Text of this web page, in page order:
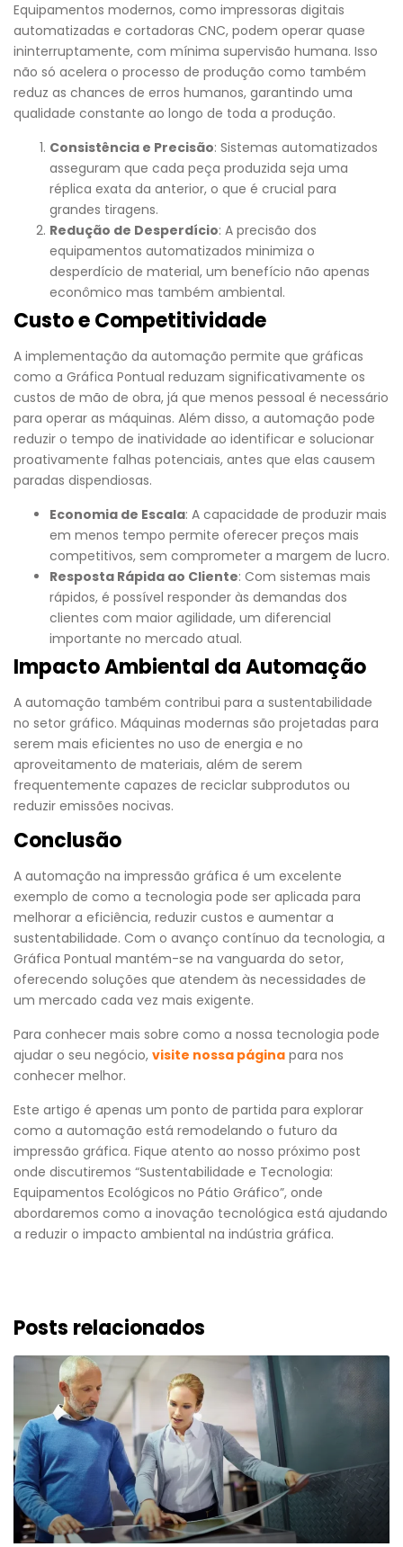
Equipamentos modernos, como impressoras digitais
automatizadas e cortadoras CNC, podem operar quase
ininterruptamente, com mínima supervisão humana. Isso
não só acelera o processo de produção como também
reduz as chances de erros humanos, garantindo uma
qualidade constante ao longo de toda a produção.
Consistência e Precisão: Sistemas automatizados
asseguram que cada peça produzida seja uma
réplica exata da anterior, o que é crucial para
grandes tiragens.
Redução de Desperdício: A precisão dos
equipamentos automatizados minimiza o
desperdício de material, um benefício não apenas
econômico mas também ambiental.
Custo e Competitividade
A implementação da automação permite que gráficas
como a Gráfica Pontual reduzam significativamente os
custos de mão de obra, já que menos pessoal é necessário
para operar as máquinas. Além disso, a automação pode
reduzir o tempo de inatividade ao identificar e solucionar
proativamente falhas potenciais, antes que elas causem
paradas dispendiosas.
Economia de Escala: A capacidade de produzir mais
em menos tempo permite oferecer preços mais
competitivos, sem comprometer a margem de lucro.
Resposta Rápida ao Cliente: Com sistemas mais
rápidos, é possível responder às demandas dos
clientes com maior agilidade, um diferencial
importante no mercado atual.
Impacto Ambiental da Automação
A automação também contribui para a sustentabilidade
no setor gráfico. Máquinas modernas são projetadas para
serem mais eficientes no uso de energia e no
aproveitamento de materiais, além de serem
frequentemente capazes de reciclar subprodutos ou
reduzir emissões nocivas.
Conclusão
A automação na impressão gráfica é um excelente
exemplo de como a tecnologia pode ser aplicada para
melhorar a eficiência, reduzir custos e aumentar a
sustentabilidade. Com o avanço contínuo da tecnologia, a
Gráfica Pontual mantém-se na vanguarda do setor,
oferecendo soluções que atendem às necessidades de
um mercado cada vez mais exigente.
Para conhecer mais sobre como a nossa tecnologia pode
ajudar o seu negócio, visite nossa página para nos
conhecer melhor.
Este artigo é apenas um ponto de partida para explorar
como a automação está remodelando o futuro da
impressão gráfica. Fique atento ao nosso próximo post
onde discutiremos “Sustentabilidade e Tecnologia:
Equipamentos Ecológicos no Pátio Gráfico”, onde
abordaremos como a inovação tecnológica está ajudando
a reduzir o impacto ambiental na indústria gráfica.
Posts relacionados